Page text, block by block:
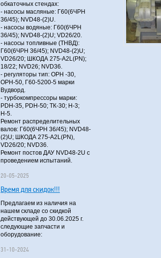
обкаточных стендах:
- насосы масляные: Г60(6ЧРН
36/45); NVD48-(2)U.
- насосы водяные: Г60(6ЧРН
36/45); NVD48-(2)U; VD26/20.
- насосы топливные (ТНВД):
Г60(6ЧРН 36/45); NVD48-(2)U;
VD26/20; ШКОДА 275-A2L(PN);
18/22; NVD26; NVD36.
- регуляторы тип: ОРН -30,
ОРН-50, Г60-5200-5 марки
Вудворд.
- турбокомпрессоры марки:
PDH-35, PDH-50; ТК-30; Н-3;
Н-5.
Ремонт распределительных
валов: Г60(6ЧРН 36/45); NVD48-
(2)U; ШКОДА 275-A2L(PN),
VD26/20; NVD36.
Ремонт постов ДАУ NVD48-2U с
проведением испытаний.
20-05-2025
Время для скидок!!!
Предлагаем из наличия на
нашем складе со скидкой
действующей до 30.06.2025 г.
следующие запчасти и
оборудование:
31-10-2024